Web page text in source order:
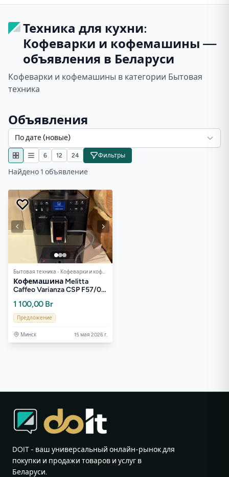
Техника для кухни:
Кофеварки и кофемашины —
объявления в Беларуси
Кофеварки и кофемашины в категории Бытовая
техника
Объявления
По дате (новые)
6 12 24 Фильтры
Найдено 1 объявление
Бытовая техника - Кофеварки и кофемашины
Кофемашина Melitta
Caffeo Varianza CSP F57/0-
1 100,00 Br
Предложение
Минск 15 мая 2026 г.
DOIT - ваш универсальный онлайн-рынок для
покупки и продажи товаров и услуг в
Беларуси.